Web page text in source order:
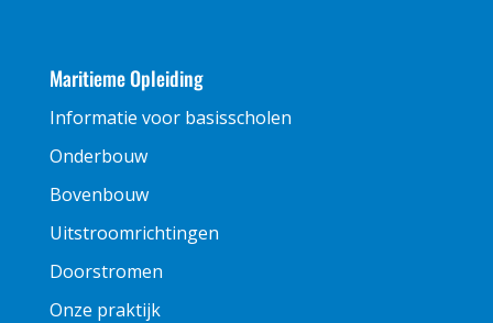
Maritieme Opleiding
Informatie voor basisscholen
Onderbouw
Bovenbouw
Uitstroomrichtingen
Doorstromen
Onze praktijk